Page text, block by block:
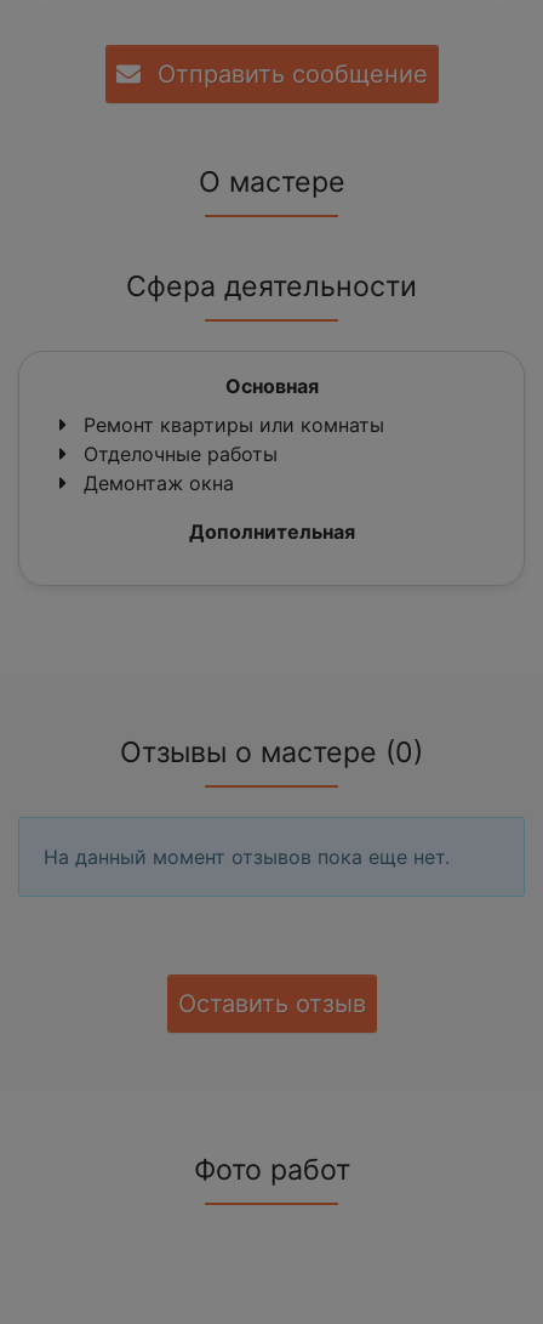
Отправить сообщение
О мастере
Сфера деятельности
Основная
Ремонт квартиры или комнаты
Отделочные работы
Демонтаж окна
Дополнительная
Отзывы о мастере (0)
На данный момент отзывов пока еще нет.
Оставить отзыв
Фото работ